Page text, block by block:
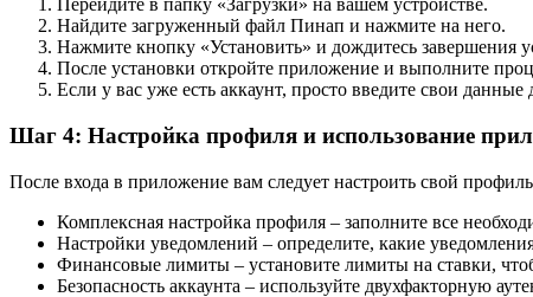
Перейдите в папку «Загрузки» на вашем устройстве.
Найдите загруженный файл Пинап и нажмите на него.
Нажмите кнопку «Установить» и дождитесь завершения
После установки откройте приложение и выполните
Если у вас уже есть аккаунт, просто введите свои данные
Шаг 4: Настройка профиля и использование
После входа в приложение вам следует настроить свой
Комплексная настройка профиля – заполните все
Настройки уведомлений – определите, какие
Финансовые лимиты – установите лимиты на ставки,
Безопасность аккаунта – используйте двухфакторную